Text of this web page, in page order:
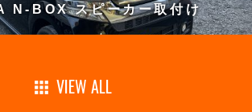
N-BOX スピーカー取付け
apps VIEW ALL